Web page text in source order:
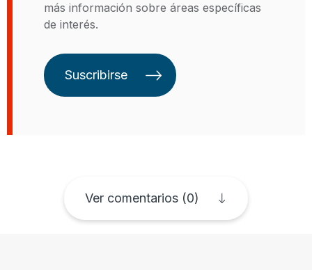
un innovador producto de
financiamiento a largo plazo en
LatinFinance Social Infrastructure
Deal of the year y el IJ Global
Telecom del año respectivamente
desarrollo de negocios,
más información sobre áreas específicas
de interés.
Suscribirse
Ver comentarios (0)